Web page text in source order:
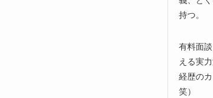
持つ。
有料面
える実
経歴の
笑）